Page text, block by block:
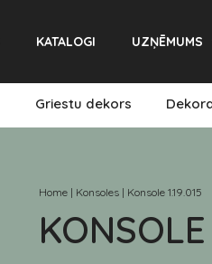
KATALOGI UZŅĒMUMS
Griestu dekors
Home | Konsoles | Konsole 1.19.015
KONSOLE